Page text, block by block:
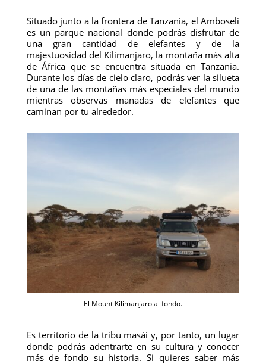
Situado junto a la frontera de Tanzania, el Amboseli
es un parque nacional donde podrás disfrutar de
una gran cantidad de elefantes y de la
majestuosidad del Kilimanjaro, la montaña más alta
de África que se encuentra situada en Tanzania.
Durante los días de cielo claro, podrás ver la silueta
de una de las montañas más especiales del mundo
mientras observas manadas de elefantes que
caminan por tu alrededor.
El Mount Kilimanjaro al fondo.
Es territorio de la tribu masái y, por tanto, un lugar
donde podrás adentrarte en su cultura y conocer
más de fondo su historia. Si quieres saber más